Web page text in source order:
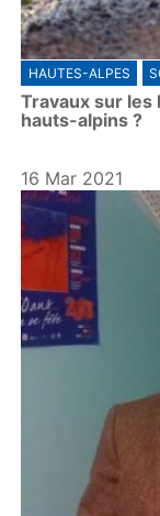
HAUTES-ALPES
Travaux sur les
hauts-alpins ?
16 Mar 2021